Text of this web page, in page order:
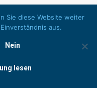
Sie diese Website weiter
aus.
Nein
lesen